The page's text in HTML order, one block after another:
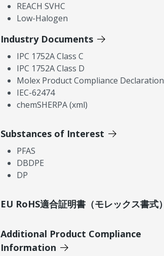
REACH SVHC
Low-Halogen
Industry Documents
IPC 1752A Class C
IPC 1752A Class D
Molex Product Compliance Declaration
IEC-62474
chemSHERPA (xml)
Substances of Interest
PFAS
DBDPE
DP
EU RoHS適合証明書（モレックス書式）
Additional Product Compliance
Information